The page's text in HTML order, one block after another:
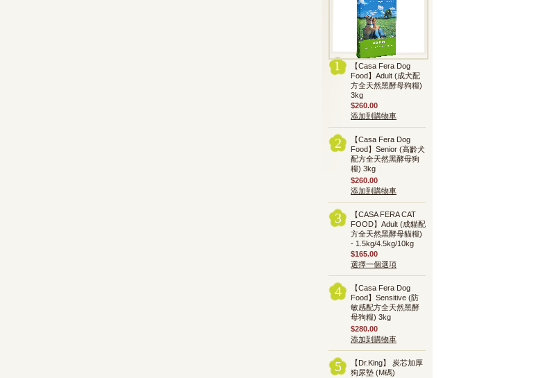
【Casa Fera Dog
Food】Adult (成犬配
方全天然黑酵母狗糧)
3kg
$260.00
添加到購物車
2
【Casa Fera Dog
Food】Senior (高齡犬
配方全天然黑酵母狗
糧) 3kg
$260.00
添加到購物車
3
【CASA FERA CAT
FOOD】Adult (成貓配
方全天然黑酵母貓糧)
- 1.5kg/4.5kg/10kg
$165.00
選擇一個選項
4
【Casa Fera Dog
Food】Sensitive (防
敏感配方全天然黑酵
母狗糧) 3kg
$280.00
添加到購物車
5
【Dr.King】 炭芯加厚
狗尿墊 (M碼)